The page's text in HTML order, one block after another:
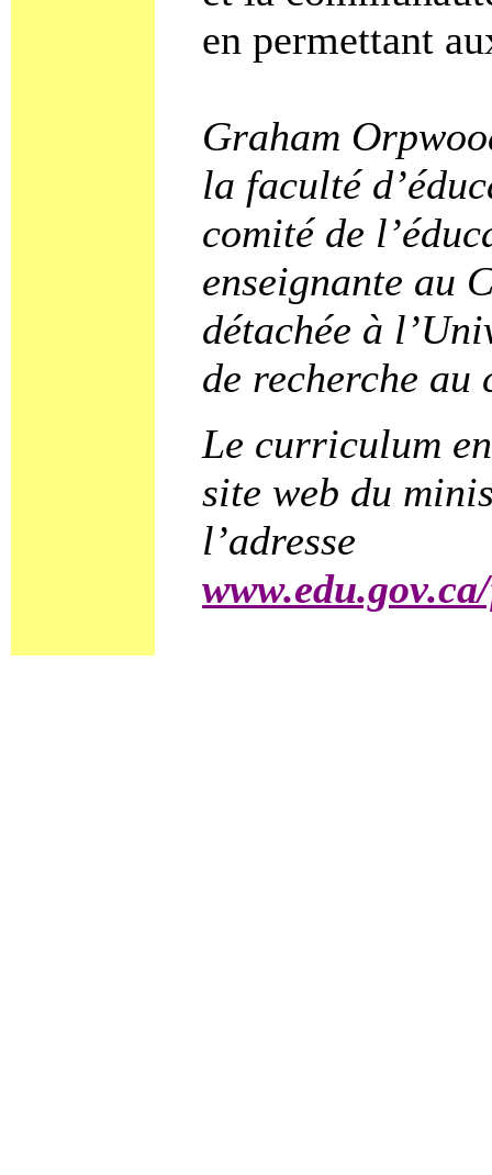
en permettant
Graham
la faculté
comité de
enseignante au
détachée à
de recherche au
Le curriculum
site web du
l’adresse